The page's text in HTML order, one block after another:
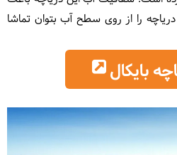
را از روی سطح آب بتوان تماشا
بایکال